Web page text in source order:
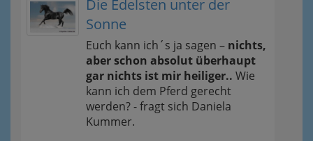
Die Edelsten unter der
Sonne
Euch kann ich´s ja sagen – nichts,
aber schon absolut überhaupt
gar nichts ist mir heiliger.. Wie
kann ich dem Pferd gerecht
werden? - fragt sich Daniela
Kummer.